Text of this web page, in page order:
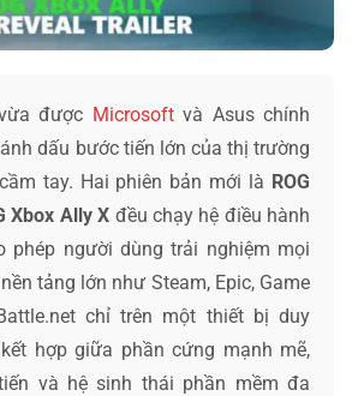
được Microsoftvà Asus chính
dấu bước tiến lớn của thị trường
tay. Hai phiên bản mới là ROG
Xbox AllyX đều chạy hệ điều hành
phép người dùng trải nghiệm mọi
tảng lớn như Steam, Epic, Game
chỉ trên một thiết bị duy
hợp giữa phần cứng mạnh mẽ,
và hệ sinh thái phần mềm đa